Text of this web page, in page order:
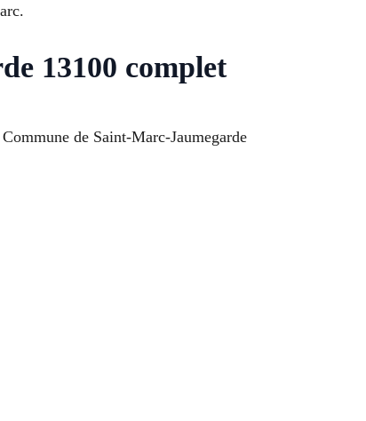
13100 complet
de Saint-Marc-Jaumegarde